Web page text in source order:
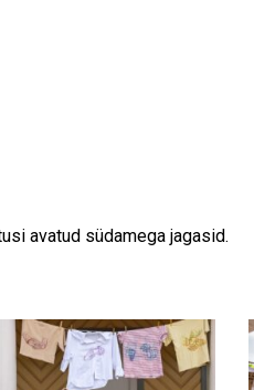
avatud südamega jagasid.